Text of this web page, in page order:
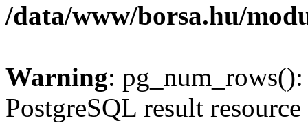
/data/www/borsa.hu/
Warning:
PostgreSQL result